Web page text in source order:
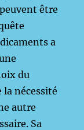
être
a
du
nécessité
autre
Sa